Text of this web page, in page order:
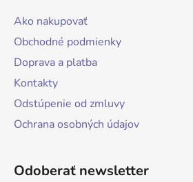
Ako nakupovať
Obchodné podmienky
Doprava a platba
Kontakty
Odstúpenie od zmluvy
Ochrana osobných údajov
Odoberať newsletter